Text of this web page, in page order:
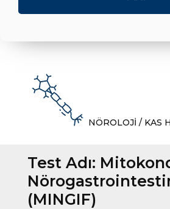
NÖROLOJİ / KAS
Test Adı:
(MINGIF)